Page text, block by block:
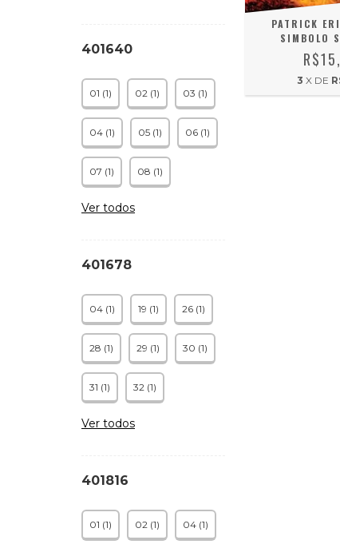
401640
01 (1) 02 (1) 03 (1)
04 (1) 05 (1) 06 (1)
07 (1) 08 (1)
Ver todos
401678
04 (1) 19 (1) 26 (1)
28 (1) 29 (1) 30 (1)
31 (1) 32 (1)
Ver todos
401816
01 (1) 02 (1) 04 (1)
PATRICK
SIMBOLO
3 X DE